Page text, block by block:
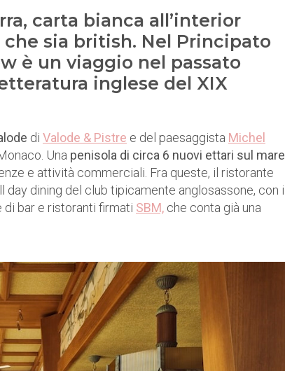
carta bianca all’interior
sia british. Nel Principato
è un viaggio nel passato
inglese del XIX
di Valode & Pistre e del paesaggista Michel
Una penisola di circa 6 nuovi ettari sul mare
e attività commerciali. Fra queste, il ristorante
dining del club tipicamente anglosassone, con i
di bar e ristoranti firmati SBM, che conta già una